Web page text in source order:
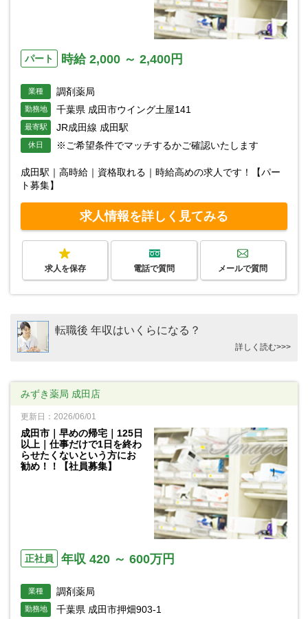
パート 時給 2,000 ～ 2,400円
業種 調剤薬局
勤務地 千葉県 成田市ウイング土屋141
最寄駅 JR成田線 成田駅
休日 ※ご希望条件でマッチするかご確認いたします
成田駅｜高時給｜資格取れる｜時給高めの求人です！【パー
ト募集】
求人情報を詳しく見てみる
求人を保存 電話で質問 メールで質問
転職後 年収はいくらになる？
詳しく読む>>>
みずき薬局 成田店
更新日：2026/06/01
成田市｜早めの帰宅｜125日
以上｜仕事だけで1日を終わ
らせたくないという方にお
勧め！！【社員募集】
正社員 年収 420 ～ 600万円
業種 調剤薬局
勤務地 千葉県 成田市押畑903-1